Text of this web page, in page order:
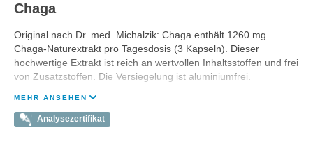
Chaga
Original nach Dr. med. Michalzik: Chaga enthält 1260 mg
Chaga-Naturextrakt pro Tagesdosis (3 Kapseln). Dieser
hochwertige Extrakt ist reich an wertvollen Inhaltsstoffen und frei
von Zusatzstoffen. Die Versiegelung ist aluminiumfrei.
MEHR ANSEHEN
Analysezertifikat